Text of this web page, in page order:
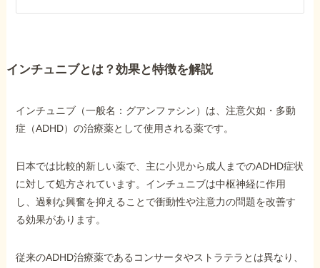
で受給相談をする
他社と何が違うの？
当事務所に
インチュニブとは？効果と特徴を解説
インチュニブ（一般名：グアンファシン）は、注意欠如・多動
症（ADHD）の治療薬として使用される薬です。
日本では比較的新しい薬で、主に小児から成人までのADHD症状
に対して処方されています。インチュニブは中枢神経に作用
し、過剰な興奮を抑えることで衝動性や注意力の問題を改善す
る効果があります。
従来のADHD治療薬であるコンサータやストラテラとは異なり、